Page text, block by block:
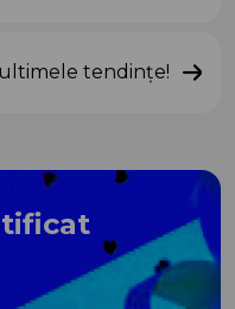
tendințe!